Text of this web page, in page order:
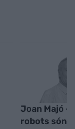
Joan Majó -
robots són